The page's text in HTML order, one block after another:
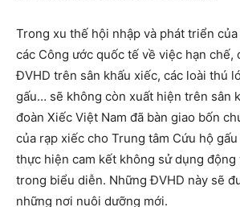
Trong xu thế hội nhập và phát triển
các Công ước quốc tế về việc hạn chế,
ĐVHD trên sân khấu xiếc, các loài thú
gấu… sẽ không còn xuất hiện trên sân
đoàn Xiếc Việt Nam đã bàn giao bốn
của rạp xiếc cho Trung tâm Cứu hộ
thực hiện cam kết không sử dụng động
trong biểu diễn. Những ĐVHD này sẽ
những nơi nuôi dưỡng mới.